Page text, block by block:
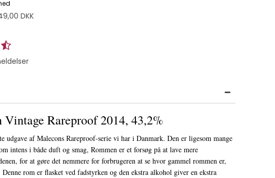
DKK
Vintage Rareproof 2014, 43,2%
udgave af Malecons Rareproof-serie vi har i Danmark. Den er ligesom mange
intens i både duft og smag, Rommen er et forsøg på at lave mere
for at gøre det nemmere for forbrugeren at se hvor gammel rommen er,
rom er flasket ved fadstyrken og den ekstra alkohol giver en ekstra